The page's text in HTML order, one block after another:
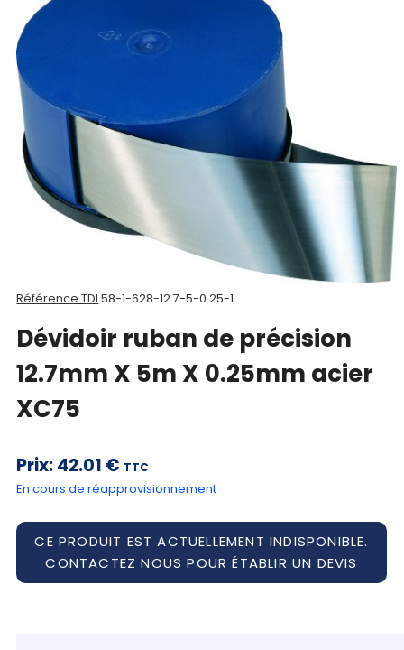
CAD/3D
Nos
marques
Fiches
techniques
compte
Mon
Contact
Référence TDI 58-1-628-12.7-5-0.25-1
Dévidoir ruban de précision
12.7mm X 5m X 0.25mm acier
XC75
Prix:42.01 € TTC
En cours de réapprovisionnement
CE PRODUIT EST ACTUELLEMENT INDISPONIBLE.
CONTACTEZ NOUS POUR ÉTABLIR UN DEVIS